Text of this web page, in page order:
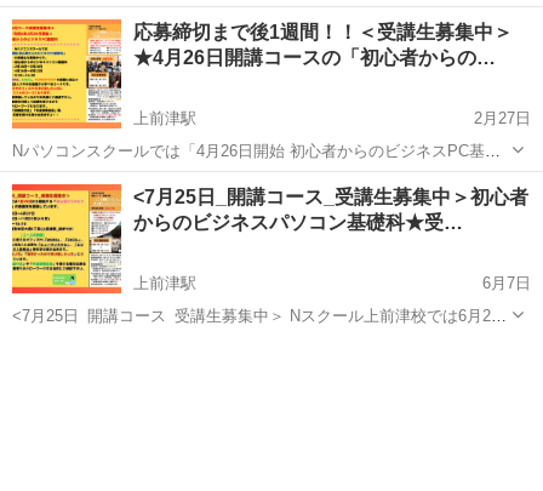
ネスPC基礎科＞ Nスクール上前津校では6月26日から開始する「初心
者からのビジネスPC基礎科」コースの受講生を募集中です。毎回、定
員を越える応募...
愛知 名古屋市 上前津駅 Windows総合 初心者
応募締切まで後1週間！！＜受講生募集中＞
★4月26日開講コースの「初心者からの…
上前津駅
2月27日
Nパソコンスクールでは「4月26日開始 初心者からのビジネスPC基礎
科」の受講生を募集中です。毎回、定員を越える応募がある人気コー
スになります。 〇コース名：初心者からのビジネスパソコン基礎科 〇
募集期間：2月28日～3...
愛知 名古屋市 上前津駅 Windows総合 初心者
<7月25日_開講コース_受講生募集中＞初心者
からのビジネスパソコン基礎科★受…
上前津駅
6月7日
<7月25日_開講コース_受講生募集中＞ Nスクール上前津校では6月26